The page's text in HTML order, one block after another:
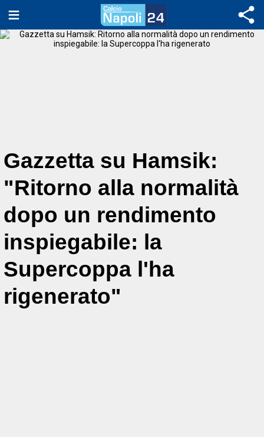
Gazzetta su Hamsik:
"Ritorno alla normalità
dopo un rendimento
inspiegabile: la
Supercoppa l'ha
rigenerato"